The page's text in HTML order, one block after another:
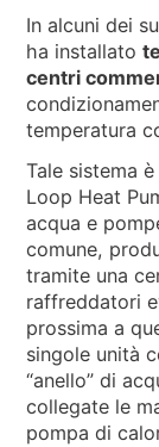
In alcuni dei
ha installato
centri
temperatura
Tale sistema
Loop Heat
acqua e
comune,
tramite una
raffreddatori
prossima a
singole unità
“anello” di
collegate le
pompa di